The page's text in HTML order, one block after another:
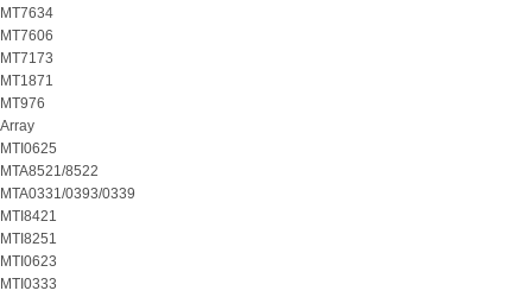
MT7634
MT7606
MT7173
MT1871
MT976
Array
MTI0625
MTA8521/8522
MTA0331/0393/0339
MTI8421
MTI8251
MTI0623
MTI0333